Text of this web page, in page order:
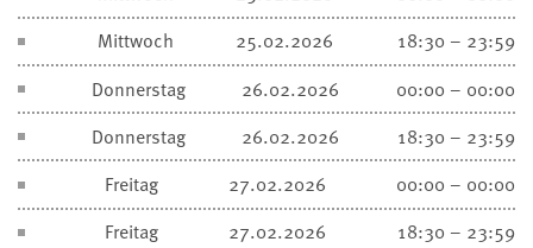
Mittwoch
25.02.2026
18:30 – 23:59
Donnerstag
26.02.2026
00:00 – 00:00
Donnerstag
26.02.2026
18:30 – 23:59
Freitag
27.02.2026
00:00 – 00:00
Freitag
27.02.2026
18:30 – 23:59